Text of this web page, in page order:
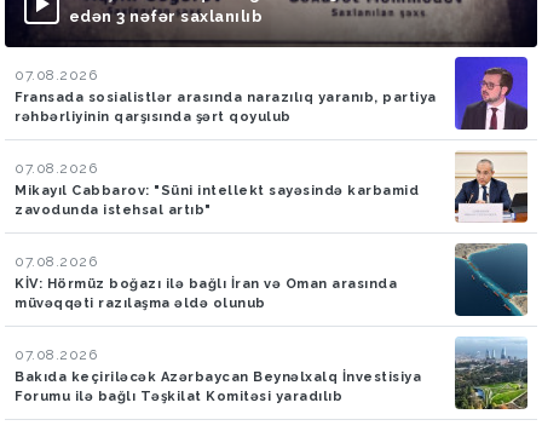
edən 3 nəfər saxlanılıb
07.08.2026
Fransada sosialistlər arasında narazılıq yaranıb, partiya
rəhbərliyinin qarşısında şərt qoyulub
07.08.2026
Mikayıl Cabbarov: "Süni intellekt sayəsində karbamid
zavodunda istehsal artıb"
07.08.2026
KİV: Hörmüz boğazı ilə bağlı İran və Oman arasında
müvəqqəti razılaşma əldə olunub
07.08.2026
Bakıda keçiriləcək Azərbaycan Beynəlxalq İnvestisiya
Forumu ilə bağlı Təşkilat Komitəsi yaradılıb